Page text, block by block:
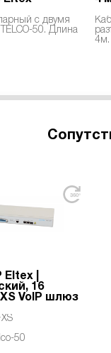
с двумя
50. Длина
4м.
Eltex |
16
VoIP шлюз
50